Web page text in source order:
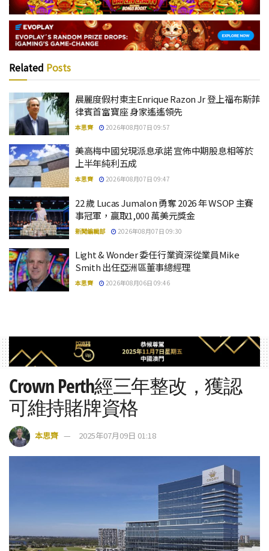
Related Posts
晨麗度假村東主Enrique Razon Jr 登上福布斯菲
律賓首富寶座 身家遙遙領先
本思齊 2026年08月07日 09:57
美高梅中國兌現派息承諾 宣佈中期股息相等於
上半年純利五成
本思齊 2026年08月07日 09:47
22 歲 Lucas Jumalon 勇奪 2026 年 WSOP 主賽
事冠軍，贏取1,000 萬美元獎金
新聞編輯部 2026年08月07日 09:30
Light & Wonder 委任行業資深從業員Mike
Smith 出任亞洲區董事總經理
本思齊 2026年08月06日 09:46
Crown Perth經三年整改，獲認
可維持賭牌資格
本思齊 2025年07月09日 01:18